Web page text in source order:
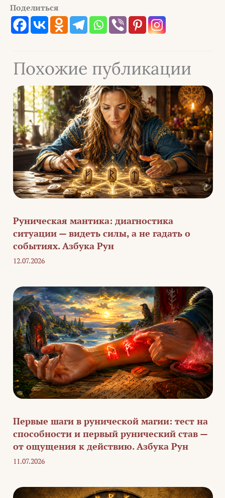
Поделиться
Похожие публикации
Руническая мантика: диагностика
ситуации — видеть силы, а не гадать о
событиях. Азбука Рун
12.07.2026
Первые шаги в рунической магии: тест на
способности и первый рунический став —
от ощущения к действию. Азбука Рун
11.07.2026